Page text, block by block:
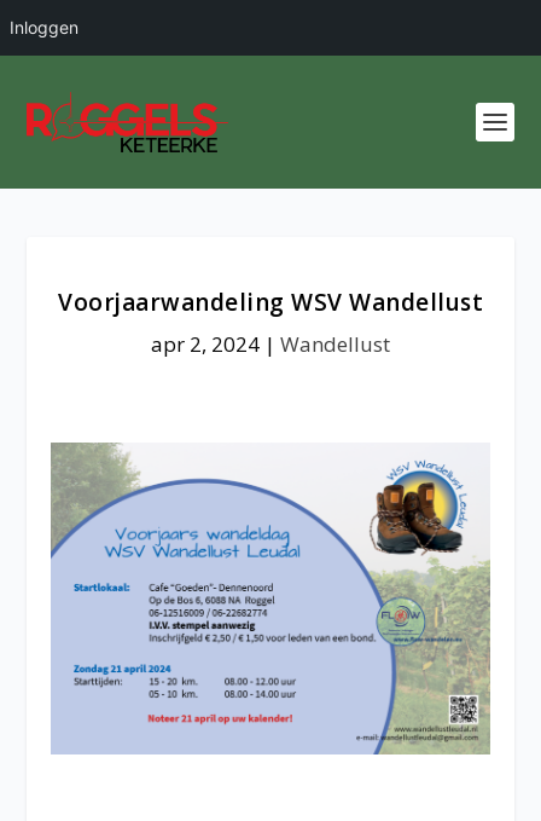
Inloggen
Voorjaarwandeling WSV Wandellust
apr 2, 2024 | Wandellust